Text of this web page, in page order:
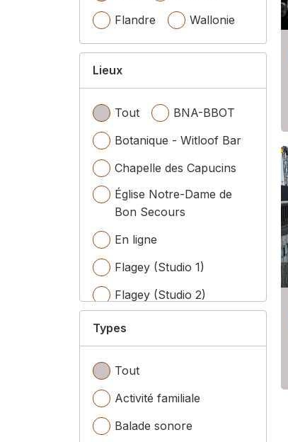
Flandre
Wallonie
Lieux
Tout
BNA-BBOT
Botanique - Witloof Bar
Chapelle des Capucins
Église Notre-Dame de
Bon Secours
En ligne
Flagey (Studio 1)
Flagey (Studio 2)
Flagey (Studio 3)
Flagey (Studio Agnès
Varda)
GC De Platoo
Het Bos
Types
Tout
Activité familiale
Balade sonore